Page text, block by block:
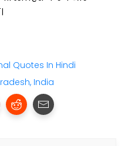
Quotes In Hindi
India